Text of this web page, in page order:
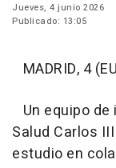
Jueves, 4 junio 2026
Publicado: 13:05
MADRID, 4
Un equipo
Salud Carlos
estudio en